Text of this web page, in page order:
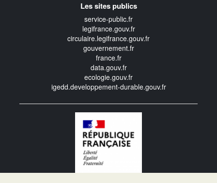
Les sites publics
service-public.fr
legifrance.gouv.fr
circulaire.legifrance.gouv.fr
gouvernement.fr
france.fr
data.gouv.fr
ecologie.gouv.fr
igedd.developpement-durable.gouv.fr